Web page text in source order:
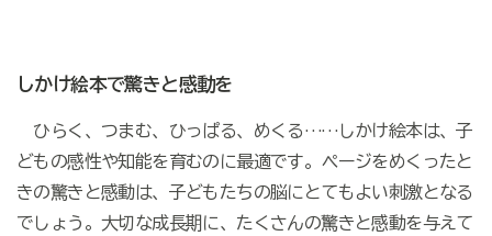
しかけ絵本で驚きと感動を
ひらく、つまむ、ひっぱる、めくる……しかけ絵本は、子
どもの感性や知能を育むのに最適です。ページをめくったと
きの驚きと感動は、子どもたちの脳にとてもよい刺激となる
でしょう。大切な成長期に、たくさんの驚きと感動を与えて